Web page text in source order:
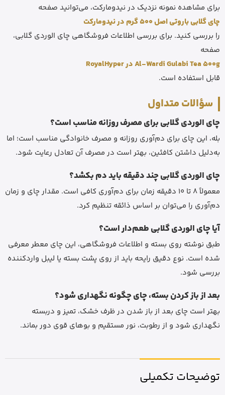
برای مشاهده نمونه نزدیک در نیدومارکت، می‌توانید صفحه
چای گلابی باروتی اصل 500 گرم در نیدومارکت
را بررسی کنید. برای بررسی اطلاعات فروشگاهی چای الوردی گلابی،
صفحه
Al-Wardi Gulabi Tea 500g در RoyalHyper
قابل استفاده است.
سؤالات متداول
چای الوردی گلابی برای مصرف روزانه مناسب است؟
بله، این چای برای دم‌آوری روزانه و مصرف خانوادگی مناسب است؛ اما
به‌دلیل داشتن کافئین، بهتر است در مصرف آن تعادل رعایت شود.
چای الوردی گلابی چند دقیقه باید دم بکشد؟
معمولاً 8 تا 10 دقیقه زمان برای دم‌آوری کافی است. مقدار چای و زمان
دم‌آوری را می‌توان بر اساس ذائقه تنظیم کرد.
آیا چای الوردی گلابی طعم‌دار است؟
طبق نوشته روی بسته و اطلاعات فروشگاهی، این چای معطر معرفی
شده است. نوع دقیق رایحه باید از روی پشت بسته یا لیبل واردکننده
بررسی شود.
بعد از باز کردن بسته، چای چگونه نگهداری شود؟
بهتر است چای بعد از باز شدن در ظرف خشک، تمیز و دربسته
نگهداری شود و از رطوبت، نور مستقیم و بوهای قوی دور بماند.
توضیحات تکمیلی